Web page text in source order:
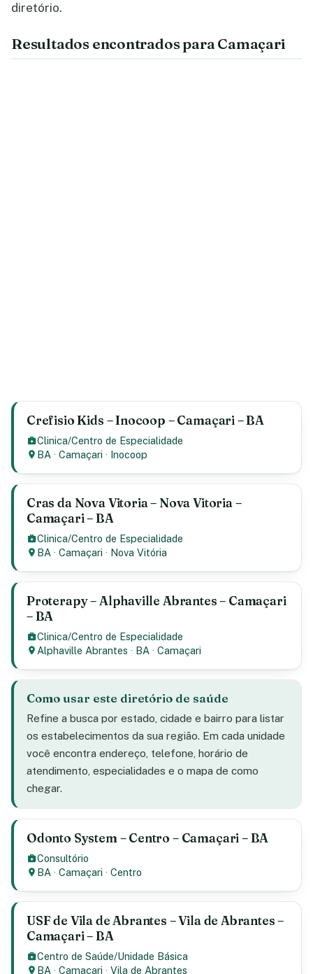
diretório.
Resultados encontrados para Camaçari
Crefisio Kids – Inocoop – Camaçari – BA
Clinica/Centro de Especialidade
BA ·Camaçari · Inocoop
Cras da Nova Vitoria – Nova Vitoria –
Camaçari – BA
Clinica/Centro de Especialidade
BA ·Camaçari · Nova Vitória
Proterapy – Alphaville Abrantes – Camaçari
– BA
Clinica/Centro de Especialidade
Alphaville Abrantes · BA ·Camaçari
Como usar este diretório de saúde
Refine a busca por estado, cidade e bairro para listar
os estabelecimentos da sua região. Em cada unidade
você encontra endereço, telefone, horário de
atendimento, especialidades e o mapa de como
chegar.
Odonto System – Centro – Camaçari – BA
Consultório
BA ·Camaçari ·Centro
USF de Vila de Abrantes – Vila de Abrantes –
Camaçari – BA
Centro de Saúde/Unidade Básica
BA ·Camaçari ·Vila de Abrantes